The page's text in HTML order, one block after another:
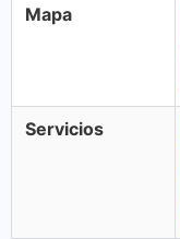
Mapa
Servicios